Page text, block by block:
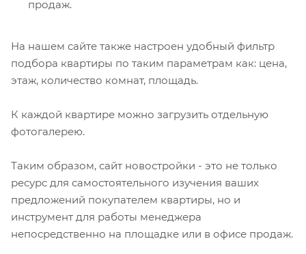
продаж.
На нашем сайте также настроен удобный фильтр
подбора квартиры по таким параметрам как: цена,
этаж, количество комнат, площадь.
К каждой квартире можно загрузить отдельную
фотогалерею.
Таким образом, сайт новостройки - это не только
ресурс для самостоятельного изучения ваших
предложений покупателем квартиры, но и
инструмент для работы менеджера
непосредственно на площадке или в офисе продаж.